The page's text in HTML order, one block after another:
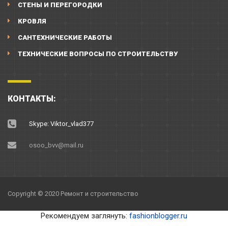
СТЕНЫ И ПЕРЕГОРОДКИ
КРОВЛЯ
САНТЕХНИЧЕСКИЕ РАБОТЫ
ТЕХНИЧЕСКИЕ ВОПРОСЫ ПО СТРОИТЕЛЬСТВУ
КОНТАКТЫ:
Skype: Viktor_vlad377
osoo_bvv@mail.ru
Copyright © 2020 Ремонт и строительство
Рекомендуем заглянуть: fashionblogger.ru